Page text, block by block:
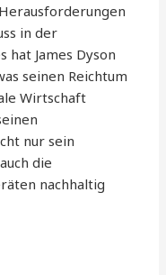
in der
hat James Dyson
seinen Reichtum
Wirtschaft
nur sein
die
nachhaltig